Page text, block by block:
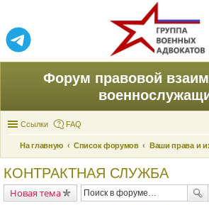
Форум правовой
Ссылки FAQ
На главную Список форумов
КОНТРАКТНАЯ СЛУЖБА
Новая тема